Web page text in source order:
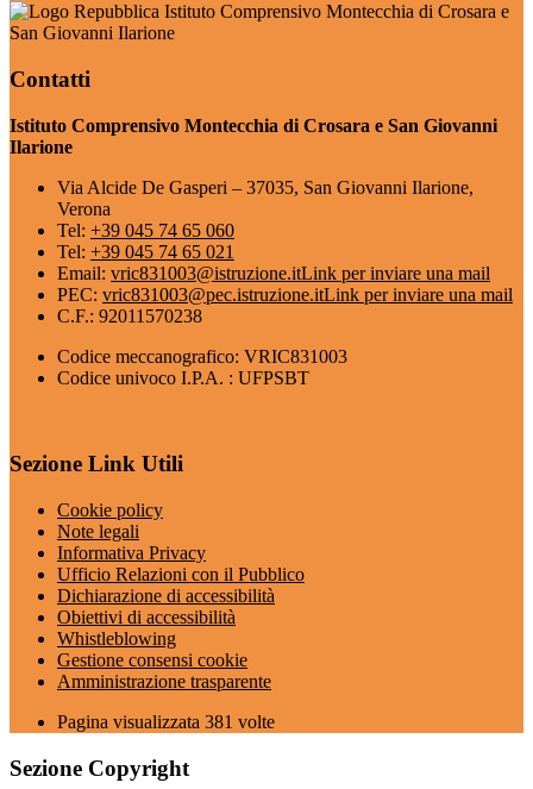
Istituto Comprensivo Montecchia di Crosara e
San Giovanni Ilarione
Contatti
Istituto Comprensivo Montecchia di Crosara e San Giovanni
Ilarione
Via Alcide De Gasperi – 37035, San Giovanni Ilarione,
Verona
Tel: +39 045 74 65 060
Tel: +39 045 74 65 021
Email: vric831003@istruzione.itLink per inviare una mail
PEC: vric831003@pec.istruzione.itLink per inviare una mail
C.F.: 92011570238
Codice meccanografico: VRIC831003
Codice univoco I.P.A. : UFPSBT
Sezione Link Utili
Cookie policy
Note legali
Informativa Privacy
Ufficio Relazioni con il Pubblico
Dichiarazione di accessibilità
Obiettivi di accessibilità
Whistleblowing
Gestione consensi cookie
Amministrazione trasparente
Pagina visualizzata 381 volte
Sezione Copyright